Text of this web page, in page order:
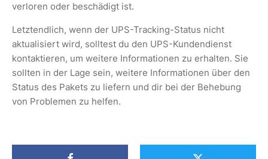
verloren oder beschädigt ist.
Letztendlich, wenn der UPS-Tracking-Status nicht
aktualisiert wird, solltest du den UPS-Kundendienst
kontaktieren, um weitere Informationen zu erhalten. Sie
sollten in der Lage sein, weitere Informationen über den
Status des Pakets zu liefern und dir bei der Behebung
von Problemen zu helfen.